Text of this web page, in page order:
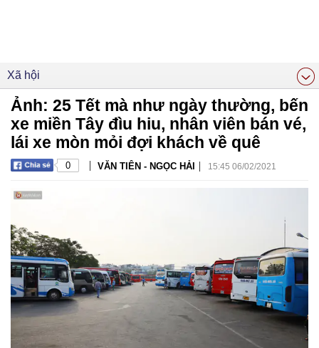
Xã hội
Ảnh: 25 Tết mà như ngày thường, bến
xe miền Tây đìu hiu, nhân viên bán vé,
lái xe mòn mỏi đợi khách về quê
0 | VĂN TIÊN - NGỌC HẢI | 15:45 06/02/2021